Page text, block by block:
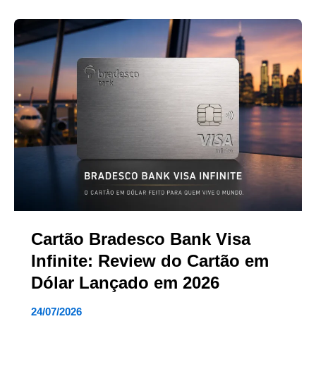
Cartão Bradesco Bank Visa
Infinite: Review do Cartão em
Dólar Lançado em 2026
24/07/2026